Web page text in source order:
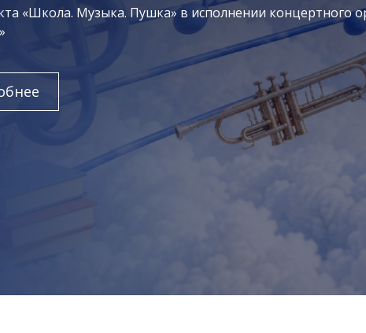
«Школа. Музыка. Пушка» в исполнении концертного